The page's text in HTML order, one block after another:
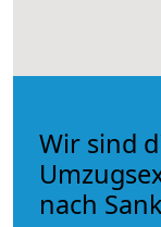
Wir sind
nach